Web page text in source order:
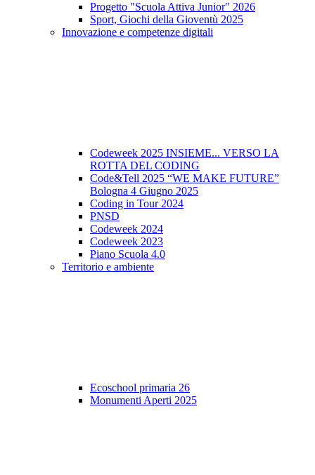
Progetto "Scuola Attiva Junior" 2026
Sport, Giochi della Gioventù 2025
Innovazione e competenze digitali
Codeweek 2025 INSIEME... VERSO LA
ROTTA DEL CODING
Code&Tell 2025 “WE MAKE FUTURE”
Bologna 4 Giugno 2025
Coding in Tour 2024
PNSD
Codeweek 2024
Codeweek 2023
Piano Scuola 4.0
Territorio e ambiente
Ecoschool primaria 26
Monumenti Aperti 2025